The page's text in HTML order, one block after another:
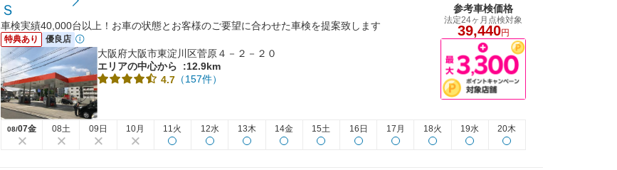
Ｓ
車検実績40,000台以上！お車の状態とお客様のご要望に合わせた車検を提案致します
特典あり 優良店
大阪府大阪市東淀川区菅原４－２－２０
エリアの中心から
:12.9km
4.7 （157件）
参考車検価格
法定24ヶ月点検対象
39,440円
08/07金 08土 09日 10月 11火 12水 13木 14金 15土 16日 17月 18火 19水 20木